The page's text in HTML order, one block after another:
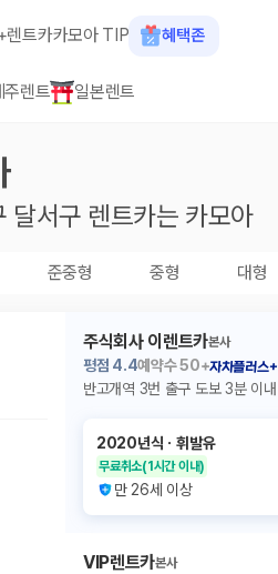
렌트카카모아 TIP 혜택존
주렌트 일본렌트
달서구 렌트카는 카모아
준중형 중형 대형
주식회사 이렌트카본사
평점 4.4예약수50+자차플러스+
반고개역 3번 출구 도보 3분 이내
2020년식 ㆍ휘발유
무료취소(1시간 이내)
만 26세 이상
VIP렌트카본사